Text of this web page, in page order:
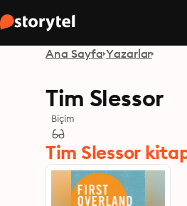
Ana Sayfa Yazarlar
Tim Slessor
Biçim
Tim Slessor